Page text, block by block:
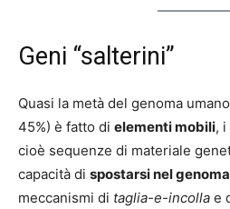
Geni “salterini”
Quasi la metà del genoma
45%) è fatto di elementi mobili,
cioè sequenze di materiale
capacità di spostarsi nel genoma
meccanismi di taglia-e-incolla e